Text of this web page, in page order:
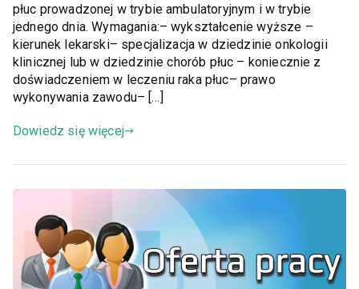
płuc prowadzonej w trybie ambulatoryjnym i w trybie
jednego dnia. Wymagania:– wykształcenie wyższe –
kierunek lekarski– specjalizacja w dziedzinie onkologii
klinicznej lub w dziedzinie chorób płuc – koniecznie z
doświadczeniem w leczeniu raka płuc– prawo
wykonywania zawodu– […]
Dowiedz się więcej